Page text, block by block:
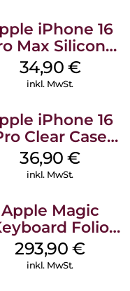
iPhone 16
Max Silicone
Case MagSafe
Denim
34,90 €
inkl. MwSt.
iPhone 16
Clear Case
MagSafe
Transparent
36,90€
inkl. MwSt.
Apple Magic
Folio
10.9″ (10.Gen.)
Weiß
293,90€
inkl. MwSt.